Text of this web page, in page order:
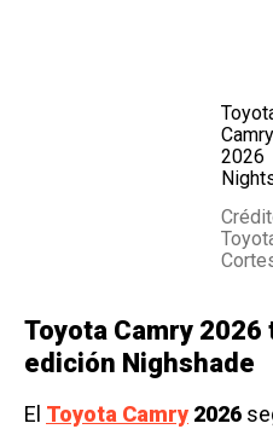
Camry
2026
Toyota
Toyota Camry
edición Nighshade
El Toyota Camry 2026